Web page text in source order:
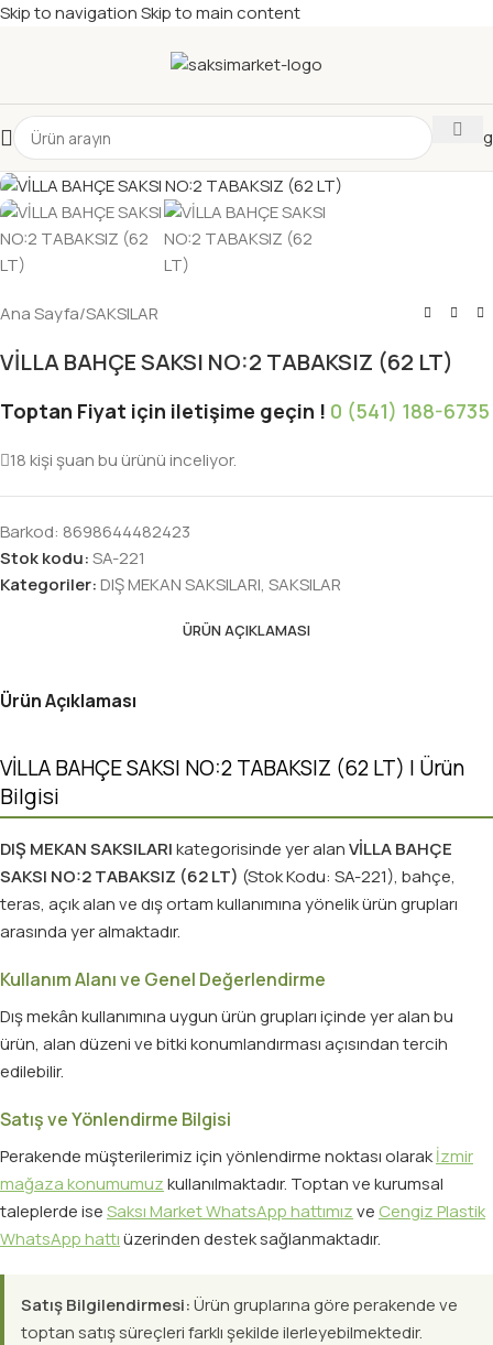
Skip to navigationSkip to main content
Katalog
Ana Sayfa/SAKSILAR
VİLLA BAHÇE SAKSI NO:2 TABAKSIZ (62 LT)
Toptan Fiyat için iletişime geçin ! 0 (541) 188-6735
18kişi şuan bu ürünü inceliyor.
Barkod: 8698644482423
Stok kodu:SA-221
Kategoriler:DIŞ MEKAN SAKSILARI, SAKSILAR
ÜRÜN AÇIKLAMASI
Ürün Açıklaması
VİLLA BAHÇE SAKSI NO:2 TABAKSIZ (62 LT) | Ürün
Bilgisi
DIŞ MEKAN SAKSILARIkategorisinde yer alanVİLLA BAHÇE
SAKSI NO:2 TABAKSIZ (62 LT) (Stok Kodu: SA-221), bahçe,
teras, açık alan ve dış ortam kullanımına yönelik ürün grupları
arasında yer almaktadır.
Kullanım Alanı ve Genel Değerlendirme
Dış mekân kullanımına uygun ürün grupları içinde yer alan bu
ürün, alan düzeni ve bitki konumlandırması açısından tercih
edilebilir.
Satış ve Yönlendirme Bilgisi
Perakende müşterilerimiz için yönlendirme noktası olarakİzmir
mağaza konumumuzkullanılmaktadır. Toptan ve kurumsal
taleplerde iseSaksı Market WhatsApp hattımızve Cengiz Plastik
WhatsApp hattıüzerinden destek sağlanmaktadır.
Satış Bilgilendirmesi:Ürün gruplarına göre perakende ve
toptan satış süreçleri farklı şekilde ilerleyebilmektedir.